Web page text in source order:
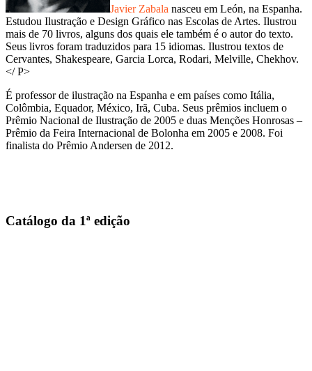
Javier Zabala nasceu em León, na Espanha.
Estudou Ilustração e Design Gráfico nas Escolas de Artes. Ilustrou
mais de 70 livros, alguns dos quais ele também é o autor do texto.
Seus livros foram traduzidos para 15 idiomas. Ilustrou textos de
Cervantes, Shakespeare, Garcia Lorca, Rodari, Melville, Chekhov.
</ P>
É professor de ilustração na Espanha e em países como Itália,
Colômbia, Equador, México, Irã, Cuba. Seus prêmios incluem o
Prêmio Nacional de Ilustração de 2005 e duas Menções Honrosas –
Prêmio da Feira Internacional de Bolonha em 2005 e 2008. Foi
finalista do Prêmio Andersen de 2012.
Catálogo da 1ª edição